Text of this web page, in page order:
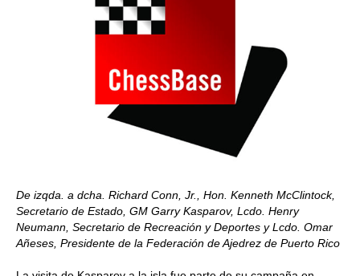
De izqda. a dcha. Richard Conn, Jr., Hon. Kenneth McClintock,
Secretario de Estado, GM Garry Kasparov, Lcdo. Henry
Neumann, Secretario de Recreación y Deportes y Lcdo. Omar
Añeses, Presidente de la Federación de Ajedrez de Puerto Rico